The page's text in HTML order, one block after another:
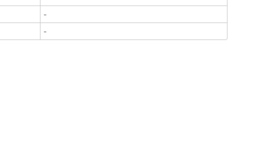
-
-